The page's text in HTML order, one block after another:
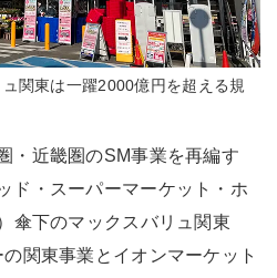
関東は一躍2000億円を超える規
・近畿圏のSM事業を再編す
ド・スーパーマーケット・ホ
傘下のマックスバリュ関東
の関東事業とイオンマーケット